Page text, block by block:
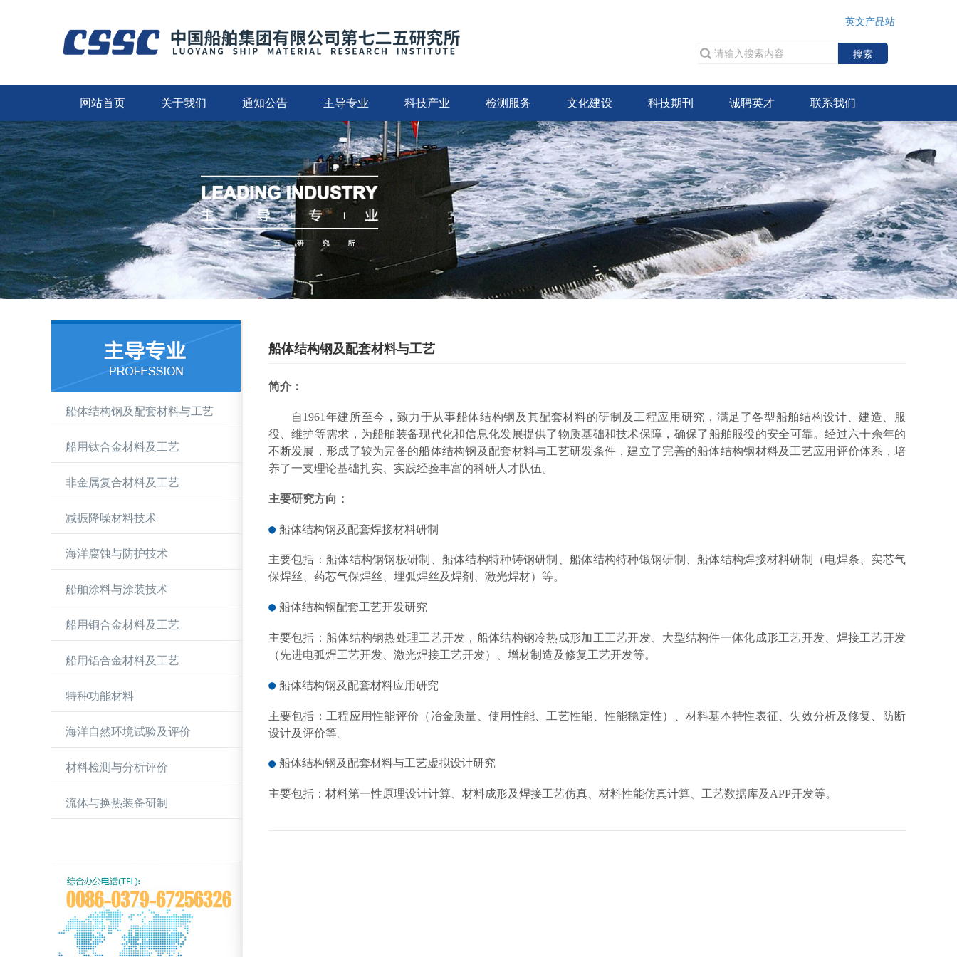
英文产品站
搜索
网站首页 关于我们 通知公告 主导专业 科技产业 检测服务 文化建设 科技期刊 诚聘英才 联系我们
船体结构钢及配套材料与工艺
船用钛合金材料及工艺
非金属复合材料及工艺
减振降噪材料技术
海洋腐蚀与防护技术
船舶涂料与涂装技术
船用铜合金材料及工艺
船用铝合金材料及工艺
特种功能材料
海洋自然环境试验及评价
材料检测与分析评价
流体与换热装备研制
船体结构钢及配套材料与工艺
简介：
自1961年建所至今 ， 致力于从事船体结构钢及其配套材料的研制及工程应用研究，满足了各型船舶结构设计、建造、服
役 、维护等需求，为船舶装备现代化和信息化发展提供了物质基础和技术保障 ， 确保了船舶服役的安全可靠。经过六十余年的
不断发展，形成了较为完备的船体结构钢及配套材料与工艺研发条件，建立了完善的船体结构钢材料及工艺应用评价体系，培
养了一支理论基础扎实、实践经验丰富的科研人才队伍。
主要研究方向：
船体结构钢及配套焊接材料研制
主要包括：船体结构钢钢板研制 、船体结构特种铸钢研制 、船体结构特种锻钢研制 、船体结构焊接材料研制 （电焊条、实芯气
保焊丝、药芯气保焊丝、埋弧焊丝及焊剂
、激光焊材）等。
船体结构钢配套工艺开发研究
主要包括：船体结构钢热处理工艺开发，船体结构钢冷热成形加工工艺开发 、大型结构件一体化成形工艺开发、 焊接工艺开发
（先进电弧焊工艺开发、 激光焊接工艺开发）、 增材制造及修复工艺开发等。
船体结构钢及配套材料应用研究
主要包括： 工程应用性能评价 （冶金质量、使用性能、工艺性能、性能稳定性）、 材料基本特性表征 失效分析及修复、防断
设计及评价等。
船体结构钢及配套材料与工艺虚拟设计研究
主要包括： 材料第一性原理设计计算、材料成形及焊接工艺仿真、材料性能仿真计算、工艺数据库及 APP开发等。